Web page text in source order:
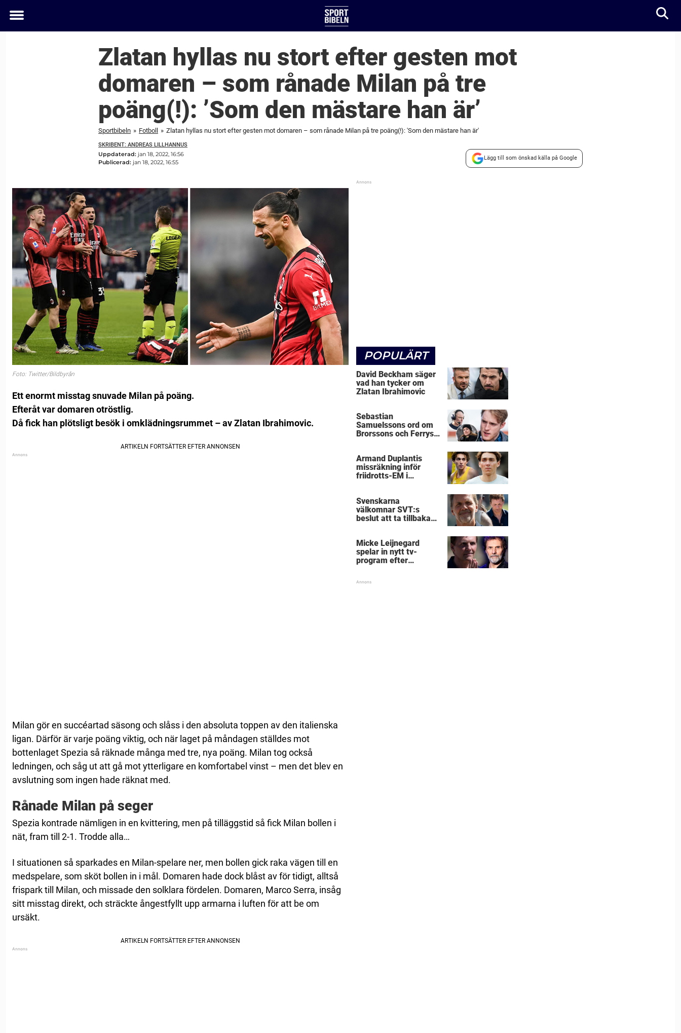
Toggle
Zlatan hyllas nu stort efter gesten mot
domaren – som rånade Milan på tre
poäng(!): ’Som den mästare han är’
Sportbibeln » Fotboll » Zlatan hyllas nu stort efter gesten mot domaren – som rånade Milan på tre poäng(!): 'Som den mästare han är'
SKRIBENT: ANDREAS LILLHANNUS
Uppdaterad: jan 18, 2022, 16:56
Publicerad: jan 18, 2022, 16:55
Lägg till som önskad källa på Google
Foto: Twitter/Bildbyrån
Ett enormt misstag snuvade Milan på poäng.
Efteråt var domaren otröstlig.
Då fick han plötsligt besök i omklädningsrummet – av Zlatan Ibrahimovic.
Milan gör en succéartad säsong och slåss i den absoluta toppen av den italienska
ligan. Därför är varje poäng viktig, och när laget på måndagen ställdes mot
bottenlaget Spezia så räknade många med tre, nya poäng. Milan tog också
ledningen, och såg ut att gå mot ytterligare en komfortabel vinst – men det blev en
avslutning som ingen hade räknat med.
Rånade Milan på seger
Spezia kontrade nämligen in en kvittering, men på tilläggstid så fick Milan bollen i
nät, fram till 2-1. Trodde alla…
I situationen så sparkades en Milan-spelare ner, men bollen gick raka vägen till en
medspelare, som sköt bollen in i mål. Domaren hade dock blåst av för tidigt, alltså
frispark till Milan, och missade den solklara fördelen. Domaren, Marco Serra, insåg
sitt misstag direkt, och sträckte ångestfyllt upp armarna i luften för att be om
ursäkt.
POPULÄRT
David Beckham säger
vad han tycker om
Zlatan Ibrahimovic
Sebastian
Samuelssons ord om
Brorssons och Ferrys
Armand Duplantis
missräkning inför
friidrotts-EM i
Svenskarna
välkomnar SVT:s
beslut att ta tillbaka
Micke Leijnegard
spelar in nytt tv-
program efter